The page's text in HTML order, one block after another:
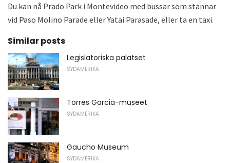
Du kan nå Prado Park i Montevideo med bussar som stannar
vid Paso Molino Parade eller Yatai Parasade, eller ta en taxi.
Similar posts
Legislatoriska palatset
SYDAMERIKA
Torres Garcia-museet
SYDAMERIKA
Gaucho Museum
SYDAMERIKA